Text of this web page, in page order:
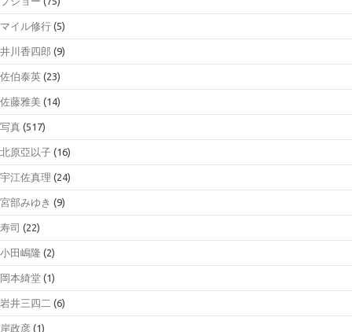
マイル修行 (5)
井川香四郎 (9)
佐伯泰英 (23)
佐藤雅美 (14)
写真 (517)
北原亞以子 (16)
宇江佐真理 (24)
宮部みゆき (9)
寿司 (22)
小田嶋隆 (2)
岡本綺堂 (1)
岩井三四二 (6)
岸政彦 (1)